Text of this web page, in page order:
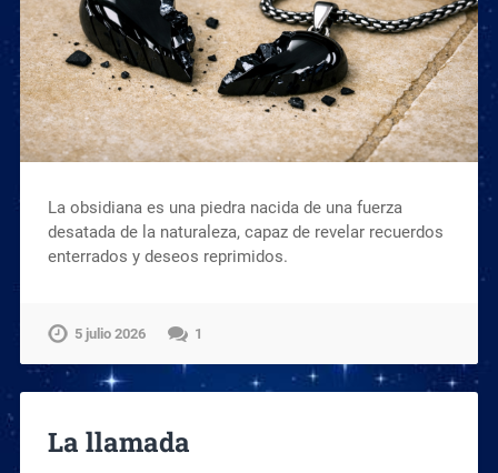
La obsidiana es una piedra nacida de una fuerza
desatada de la naturaleza, capaz de revelar recuerdos
enterrados y deseos reprimidos.
5 julio 2026 1
La llamada